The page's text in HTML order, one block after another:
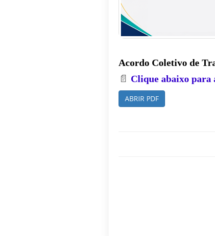
Acordo Coletivo de
📄 Clique abaixo para
ABRIR PDF